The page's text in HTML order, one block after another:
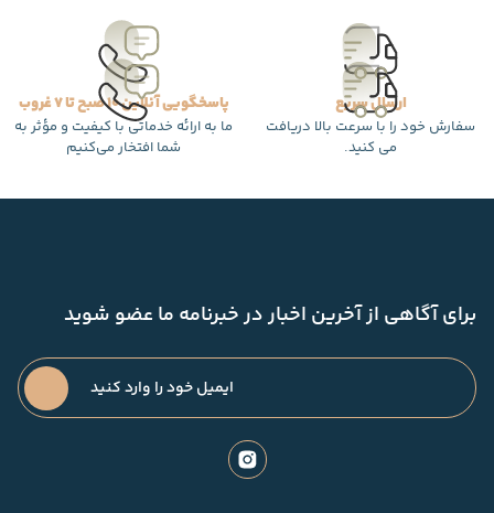
ارسال سریع
سفارش خود را با سرعت بالا دریافت
می کنید.
پاسخگویی آنلاین 10 صبح تا 7 غروب
ما به ارائه خدماتی با کیفیت و مؤثر به
شما افتخار می‌کنیم
برای آگاهی از آخرین اخبار در خبرنامه ما عضو شوید